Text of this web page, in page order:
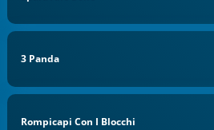
3 Panda
Rompicapi Con I Blocchi